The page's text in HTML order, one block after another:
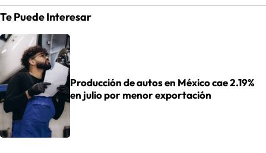
Te Puede Interesar
Producción de autos en México cae 2.19%
en julio por menor exportación